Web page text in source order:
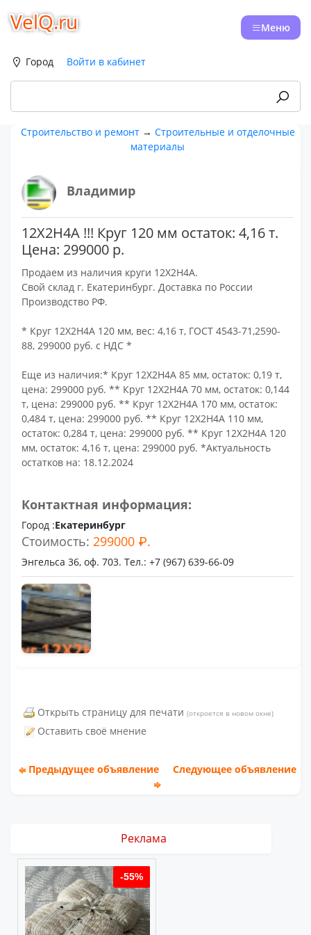
VelQ.ru Меню
Город Войти в кабинет
Строительство и ремонт→ Строительные и отделочные
материалы
Владимир
12Х2Н4А !!! Круг 120 мм остаток: 4,16 т.
Цена: 299000 р.
Продаем из наличия круги 12Х2Н4А.
Свой склад г. Екатеринбург. Доставка по России
Производство РФ.
* Круг 12Х2Н4А 120 мм, вес: 4,16 т, ГОСТ 4543-71,2590-
88, 299000 руб. с НДС *
Еще из наличия:* Круг 12Х2Н4А 85 мм, остаток: 0,19 т,
цена: 299000 руб. ** Круг 12Х2Н4А 70 мм, остаток: 0,144
т, цена: 299000 руб. ** Круг 12Х2Н4А 170 мм, остаток:
0,484 т, цена: 299000 руб. ** Круг 12Х2Н4А 110 мм,
остаток: 0,284 т, цена: 299000 руб. ** Круг 12Х2Н4А 120
мм, остаток: 4,16 т, цена: 299000 руб. *Актуальность
остатков на: 18.12.2024
Контактная информация:
Город :Екатеринбург
Стоимость:299000 ₽.
Энгельса 36, оф. 703. Тел.: +7 (967) 639-66-09
Открыть страницу для печати (откроется в новом окне)
Оставить своё мнение
Предыдущее объявление Следующее объявление
Реклама
-55%